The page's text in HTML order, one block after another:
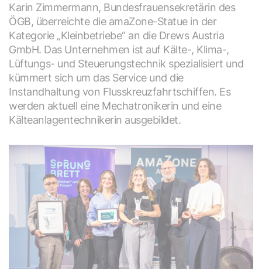
Karin Zimmermann, Bundesfrauensekretärin des
ÖGB, überreichte die amaZone-Statue in der
Kategorie „Kleinbetriebe“ an die Drews Austria
GmbH. Das Unternehmen ist auf Kälte-, Klima-,
Lüftungs- und Steuerungstechnik spezialisiert und
kümmert sich um das Service und die
Instandhaltung von Flusskreuzfahrtschiffen. Es
werden aktuell eine Mechatronikerin und eine
Kälteanlagentechnikerin ausgebildet.